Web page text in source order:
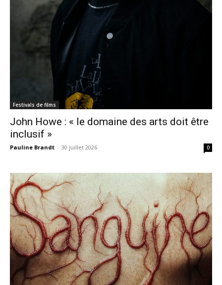
Festivals de films
John Howe : « le domaine des arts doit être
inclusif »
Pauline Brandt - 30 juillet 2026 0